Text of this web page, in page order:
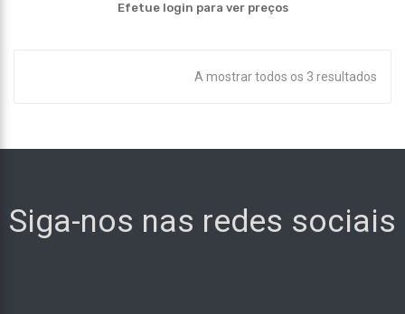
Efetue login para ver preços
A mostrar todos os 3 resultados
Siga-nos nas redes sociais